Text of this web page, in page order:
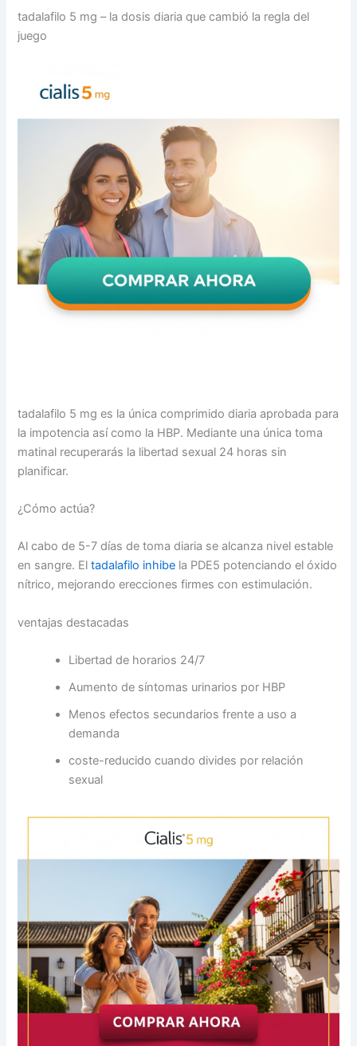
tadalafilo 5 mg – la dosis diaria que cambió la regla del
juego
tadalafilo 5 mg es la única comprimido diaria aprobada para
la impotencia así como la HBP. Mediante una única toma
matinal recuperarás la libertad sexual 24 horas sin
planificar.
¿Cómo actúa?
Al cabo de 5-7 días de toma diaria se alcanza nivel estable
en sangre. Eltadalafilo inhibe la PDE5 potenciando el óxido
nítrico, mejorando erecciones firmes con estimulación.
ventajas destacadas
Libertad de horarios 24/7
Aumento de síntomas urinarios por HBP
Menos efectos secundarios frente a uso a
demanda
coste-reducido cuando divides por relación
sexual